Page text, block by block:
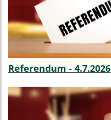
Referendum - 4.7.2026